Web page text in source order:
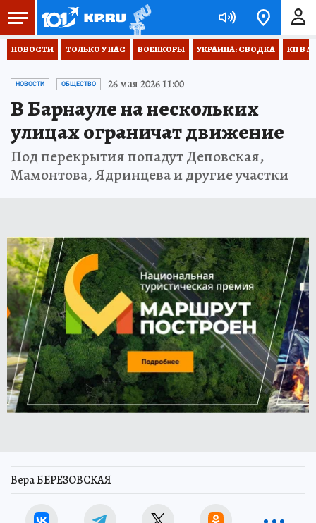
НОВОСТИ ТОЛЬКО У НАС ВОЕНКОРЫ УКРАИНА: СВОДКА КП В
НОВОСТИ ОБЩЕСТВО 26 мая 2026 11:00
В Барнауле на нескольких
улицах ограничат движение
Под перекрытия попадут Деповская,
Мамонтова, Ядринцева и другие участки
Вера БЕРЕЗОВСКАЯ